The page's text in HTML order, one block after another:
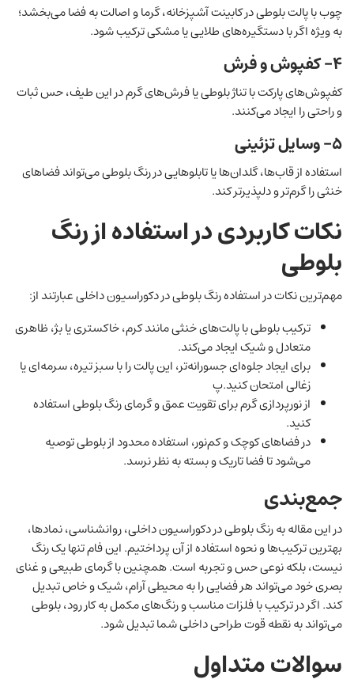
چوب با پالت بلوطی در کابینت آشپزخانه، گرما و اصالت به فضا می‌بخشد؛
به ‌ویژه اگر با دستگیره‌های طلایی یا مشکی ترکیب شود.
۴- کفپوش و فرش
کفپوش‌های پارکت با تناژ بلوطی یا فرش‌های گرم در این طیف، حس ثبات
و راحتی را ایجاد می‌کنند.
۵- وسایل تزئینی
استفاده از قاب‌ها، گلدان‌ها یا تابلوهایی در رنگ بلوطی می‌تواند فضاهای
خنثی را گرم‌تر و دلپذیرتر کند.
نکات کاربردی در استفاده از رنگ
بلوطی
مهم‌ترین نکات در استفاده رنگ بلوطی در دکوراسیون داخلی عبارتند از:
ترکیب بلوطی با پالت‌های خنثی مانند کرم، خاکستری یا بژ، ظاهری
متعادل و شیک ایجاد می‌کند.
برای ایجاد جلوه‌ای جسورانه‌تر، این پالت را با سبز تیره، سرمه‌ای یا
زغالی امتحان کنید.پ
از نورپردازی گرم برای تقویت عمق و گرمای رنگ بلوطی استفاده
کنید.
در فضاهای کوچک و کم‌نور، استفاده محدود از بلوطی توصیه
می‌شود تا فضا تاریک و بسته به نظر نرسد.
جمع‌بندی
در این مقاله به رنگ بلوطی در دکوراسیون داخلی، روانشناسی، نمادها،
بهترین ترکیب‌ها و نحوه استفاده از آن پرداختیم. این فام تنها یک رنگ
نیست، بلکه نوعی حس و تجربه است. همچنین با گرمای طبیعی و غنای
بصری خود می‌تواند هر فضایی را به محیطی آرام، شیک و خاص تبدیل
کند. اگر در ترکیب با فلزات مناسب و رنگ‌های مکمل به کار رود، بلوطی
می‌تواند به نقطه قوت طراحی داخلی شما تبدیل شود.
سوالات متداول